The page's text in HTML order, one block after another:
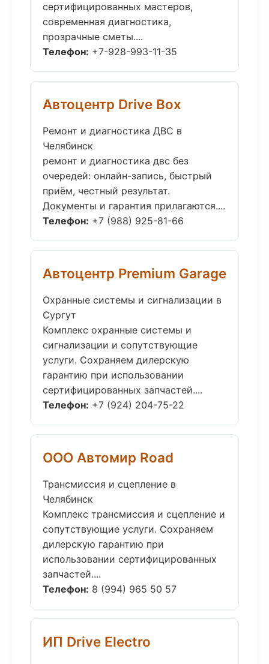
сертифицированных мастеров,
современная диагностика,
прозрачные сметы....
Телефон: +7-928-993-11-35
Автоцентр Drive Box
Ремонт и диагностика ДВС в
Челябинск
ремонт и диагностика двс без
очередей: онлайн-запись, быстрый
приём, честный результат.
Документы и гарантия прилагаются....
Телефон: +7 (988) 925-81-66
Автоцентр Premium Garage
Охранные системы и сигнализации в
Сургут
Комплекс охранные системы и
сигнализации и сопутствующие
услуги. Сохраняем дилерскую
гарантию при использовании
сертифицированных запчастей....
Телефон: +7 (924) 204-75-22
ООО Автомир Road
Трансмиссия и сцепление в
Челябинск
Комплекс трансмиссия и сцепление и
сопутствующие услуги. Сохраняем
дилерскую гарантию при
использовании сертифицированных
запчастей....
Телефон: 8 (994) 965 50 57
ИП Drive Electro